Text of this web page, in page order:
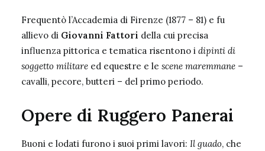
Frequentò l’Accademia di Firenze (1877 – 81) e fu
allievo di Giovanni Fattori della cui precisa
influenza pittorica e tematica risentono i dipinti di
soggetto militare ed equestre e le scene maremmane –
cavalli, pecore, butteri – del primo periodo.
Opere di Ruggero Panerai
Buoni e lodati furono i suoi primi lavori: Il guado, che